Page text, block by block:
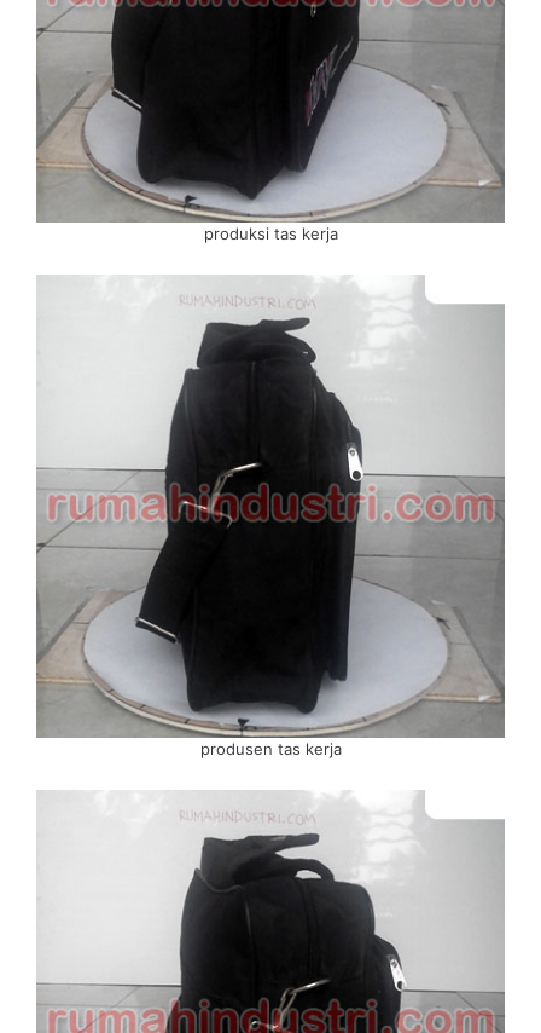
produksi tas kerja
produsen tas kerja